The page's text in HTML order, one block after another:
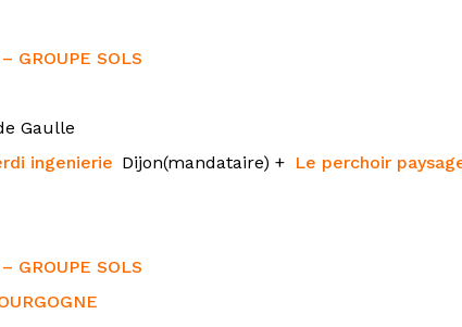
GROUPE SOLS
Gaulle
ingenierie Dijon(mandataire) + Le perchoir
GROUPE SOLS